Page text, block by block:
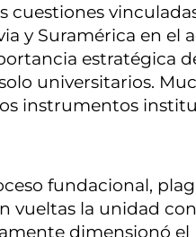
cuestiones
y Suramérica en
estratégica
universitarios.
instrumentos
fundacional,
vueltas la unidad
dimensionó el